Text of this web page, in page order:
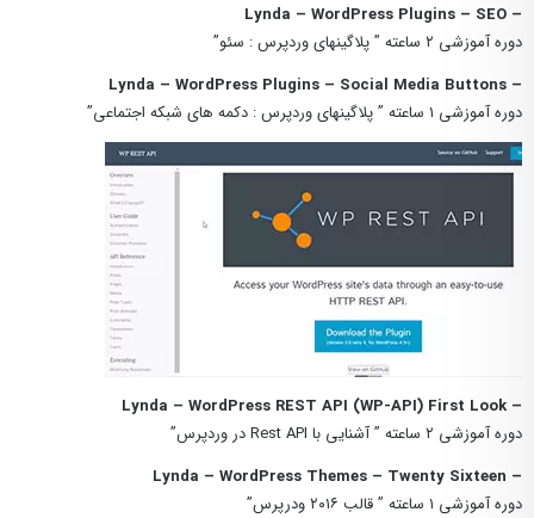
– Lynda – WordPress Plugins – SEO
دوره آموزشی ۲ ساعته ” پلاگینهای وردپرس : سئو”
– Lynda – WordPress Plugins – Social Media Buttons
دوره آموزشی ۱ ساعته ” پلاگینهای وردپرس : دکمه های شبکه اجتماعی”
– Lynda – WordPress REST API (WP-API) First Look
دوره آموزشی ۲ ساعته ” آشنایی با Rest API در وردپرس”
– Lynda – WordPress Themes – Twenty Sixteen
دوره آموزشی ۱ ساعته ” قالب ۲۰۱۶ ودرپرس”